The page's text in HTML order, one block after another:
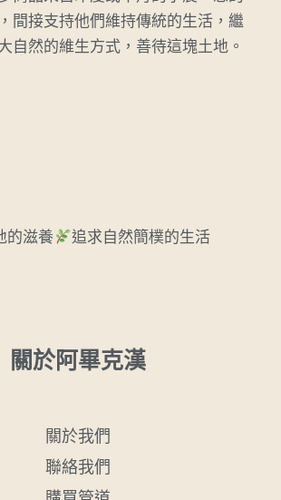
間接支持他們維持傳統的生活，繼
自然的維生方式，善待這塊土地。
的滋養 追求自然簡樸的生活
關於阿畢克漢
關於我們
聯絡我們